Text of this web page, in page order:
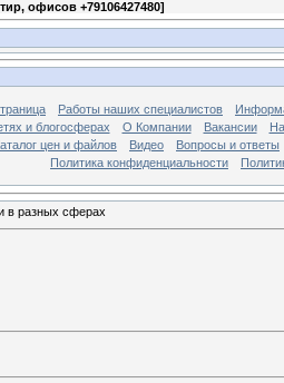
офисов +79106427480]
Работы наших специалистов
и блогосферах
О Компании Вакансии
цен и файлов Видео
Вопросы и ответы
Политика конфиденциальности
в разных сферах